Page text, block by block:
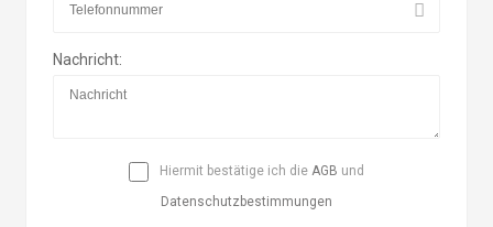
Nachricht:
Hiermit bestätige ich die AGB und
Datenschutzbestimmungen